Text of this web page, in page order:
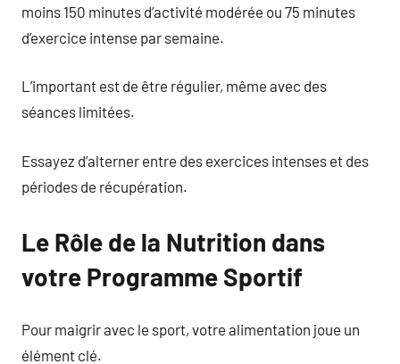
moins 150 minutes d’activité modérée ou 75 minutes
d’exercice intense par semaine.
L’important est de être régulier, même avec des
séances limitées.
Essayez d’alterner entre des exercices intenses et des
périodes de récupération.
Le Rôle de la Nutrition dans
votre Programme Sportif
Pour maigrir avec le sport, votre alimentation joue un
élément clé.